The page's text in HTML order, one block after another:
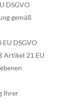
DSGVO
gemäß
DSGVO
Artikel 21 EU
Ihrer